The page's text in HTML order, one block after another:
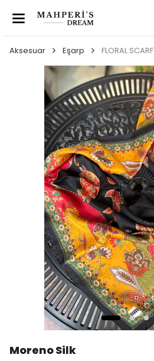
Aksesuar Eşarp FLORAL SCARF
Moreno Silk